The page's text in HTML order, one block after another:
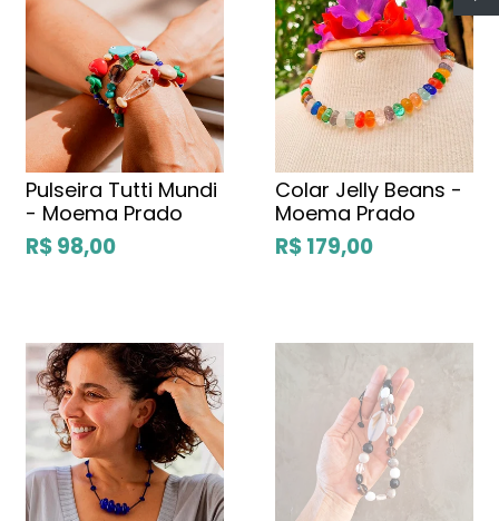
Pulseira Tutti Mundi
- Moema Prado
R$ 98,00
Colar Jelly Beans -
Moema Prado
R$ 179,00